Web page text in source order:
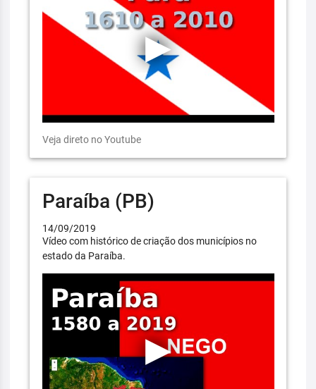
Veja direto no Youtube
Paraíba (PB)
14/09/2019
Vídeo com histórico de criação dos municípios no
estado da Paraíba.